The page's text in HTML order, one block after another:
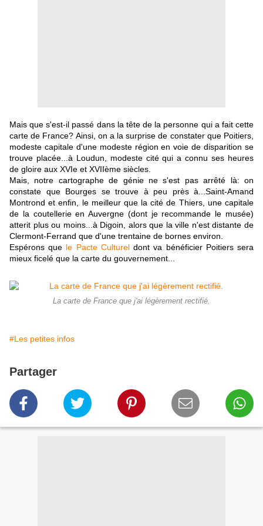
Mais que s'est-il passé dans la tête de la personne qui a fait cette
carte de France? Ainsi, on a la surprise de constater que Poitiers,
modeste capitale d'une modeste région en voie de disparition se
trouve placée...à Loudun, modeste cité qui a connu ses heures
de gloire aux XVIe et XVIIème siècles.
Mais, notre cartographe de génie ne s'est pas arrêté là: on
constate que Bourges se trouve à peu près à...Saint-Amand
Montrond et enfin, le meilleur que la cité de Thiers, une capitale
de la coutellerie en Auvergne (dont je recommande le musée)
atterit plus ou moins...à Digoin, alors que la ville n'est distante de
Clermont-Ferrand que d'une trentaine de bornes environ.
Espérons que le Pacte Cultureldont va bénéficier Poitiers sera
mieux ficelé que la carte du gouvernement...
La carte de France que j'ai légèrement rectifié.
#Les petites infos
Partager